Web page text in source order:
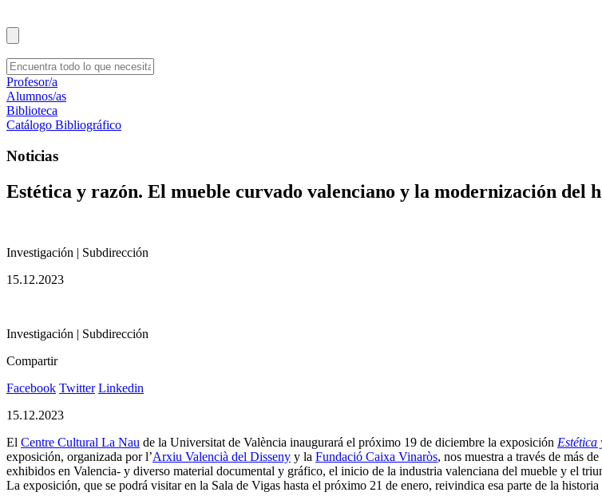
Profesor/a
Alumnos/as
Biblioteca
Catálogo Bibliográfico
Noticias
Estética y razón. El mueble curvado valenciano y la modernización del
Investigación | Subdirección
15.12.2023
Investigación | Subdirección
Compartir
Facebook Twitter Linkedin
15.12.2023
El Centre Cultural La Nau de la Universitat de València inaugurará el próximo 19 de diciembre la exposición Estética
exposición, organizada por l’Arxiu Valencià del Disseny y la Fundació Caixa Vinaròs, nos muestra a través de más
exhibidos en Valencia- y diverso material documental y gráfico, el inicio de la industria valenciana del mueble y el
La exposición, que se podrá visitar en la Sala de Vigas hasta el próximo 21 de enero, reivindica esa parte de la